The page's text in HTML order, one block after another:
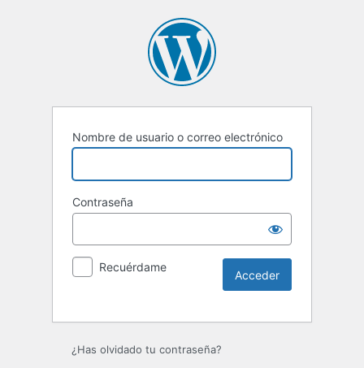
Nombre de usuario o correo electrónico
Contraseña
Recuérdame
¿Has olvidado tu contraseña?